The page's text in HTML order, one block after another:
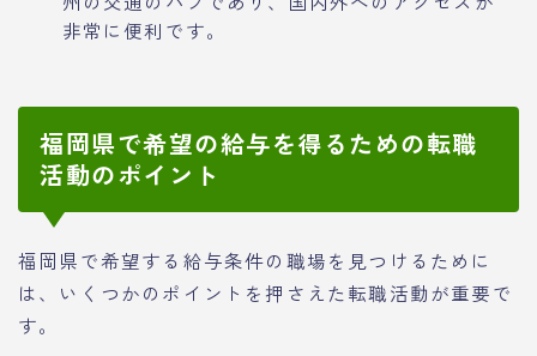
非常に便利です。
福岡県で希望の給与を得るための転職
活動のポイント
福岡県で希望する給与条件の職場を見つけるために
は、いくつかのポイントを押さえた転職活動が重要で
す。